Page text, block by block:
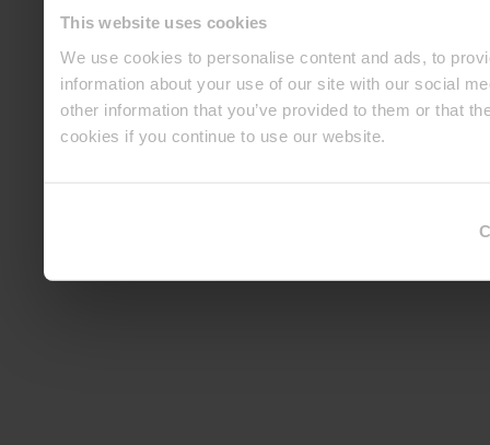
This website uses cookies
We use cookies to personalise content and ads, to
information about your use of our site with our social
other information that you’ve provided to them or that
cookies if you continue to use our website.